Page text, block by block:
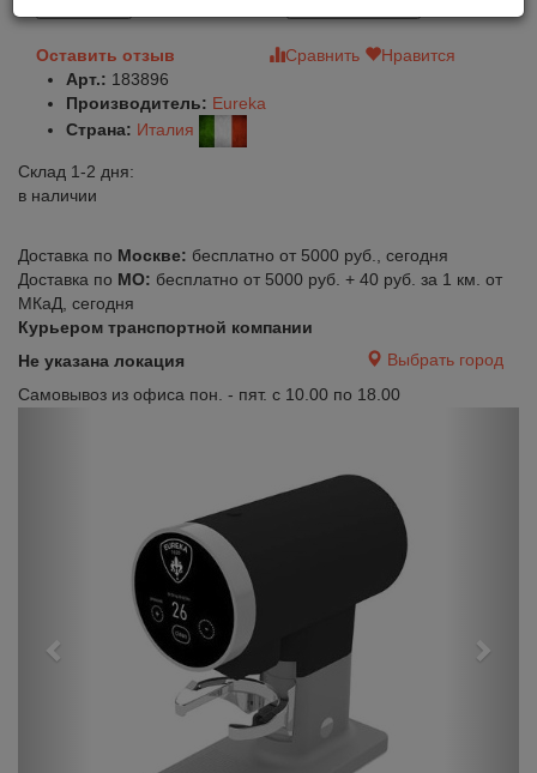
Оставить отзыв Сравнить
Нравится
Арт.: 183896
Производитель: Eureka
Страна: Италия
Склад 1-2 дня:
в наличии
Доставка по Москве: бесплатно от 5000 руб., сегодня
Доставка по МО: бесплатно от 5000 руб. + 40 руб. за 1 км. от
МКаД, сегодня
Курьером транспортной компании
Не указана локация
Выбрать город
Самовывоз из офиса пон. - пят. с 10.00 по 18.00